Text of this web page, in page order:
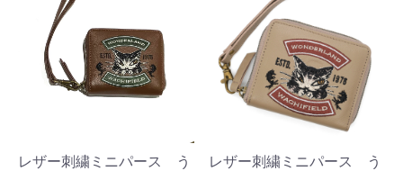
レザー刺繍ミニパース う
レザー刺繍ミニパース う